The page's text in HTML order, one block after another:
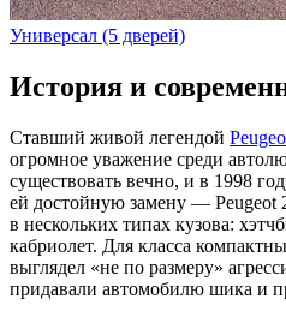
Универсал (5 дверей)
История и
Ставший живой легендой
огромное уважение среди
существовать вечно, и в 1998
ей достойную замену — Peugeot
в нескольких типах кузова:
кабриолет. Для класса
выглядел «не по размеру»
придавали автомобилю шика и